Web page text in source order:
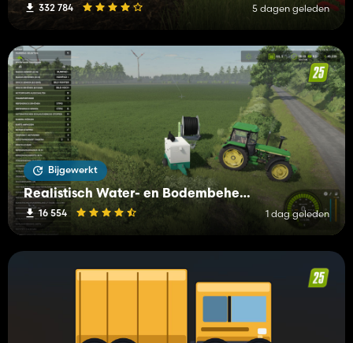
332 784 5 dagen geleden
Bijgewerkt
Realistisch Water- en Bodembeheer (RWSM)
16 554 1 dag geleden